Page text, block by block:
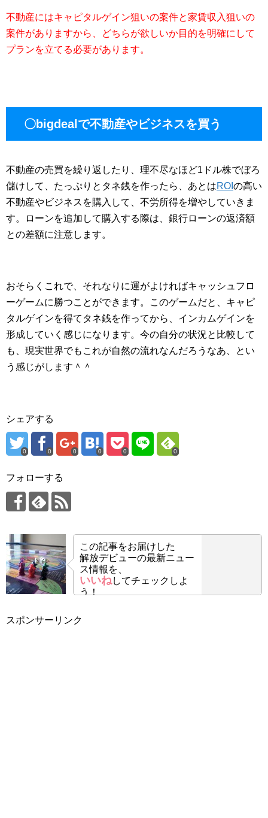
不動産にはキャピタルゲイン狙いの案件と家賃収入狙いの
案件がありますから、どちらが欲しいか目的を明確にして
プランを立てる必要があります。
〇bigdealで不動産やビジネスを買う
不動産の売買を繰り返したり、理不尽なほど1ドル株でぼろ
儲けして、たっぷりとタネ銭を作ったら、あとはROI の高い
不動産やビジネスを購入して、不労所得を増やしていきま
す。ローンを追加して購入する際は、銀行ローンの返済額
との差額に注意します。
おそらくこれで、それなりに運がよければキャッシュフロ
ーゲームに勝つことができます。このゲームだと、キャピ
タルゲインを得てタネ銭を作ってから、インカムゲインを
形成していく感じになります。今の自分の状況と比較して
も、現実世界でもこれが自然の流れなんだろうなあ、とい
う感じがします＾＾
シェアする
0 0 0 0 0 0
フォローする
この記事をお届けした
解放デビューの最新ニュー
ス情報を、
いいねしてチェックしよ
う！
スポンサーリンク